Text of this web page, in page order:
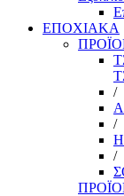
ΕΠΟΧΙΑΚΑ
/
/
/